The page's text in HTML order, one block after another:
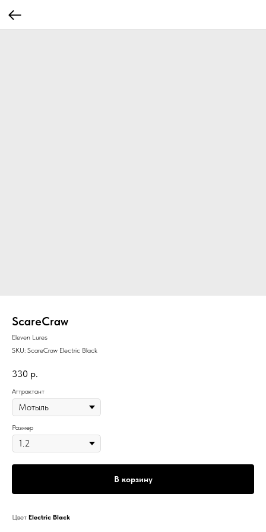
ScareCraw
Eleven Lures
SKU: ScareCraw Electric Black
330 р.
Аттрактант
Размер
В корзину
Цвет Electric Black